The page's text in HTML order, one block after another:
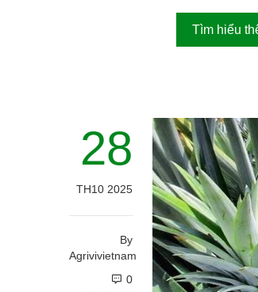
Tìm hiểu
28
TH10 2025
By
Agrivivietnam
0